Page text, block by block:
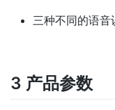
三种不同的语
3 产品参数